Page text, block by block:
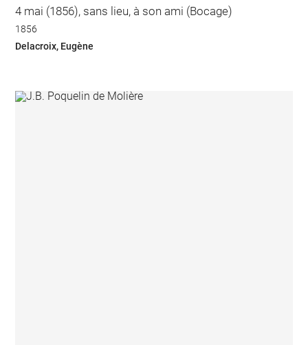
4 mai (1856), sans lieu, à son ami (Bocage)
1856
Delacroix, Eugène